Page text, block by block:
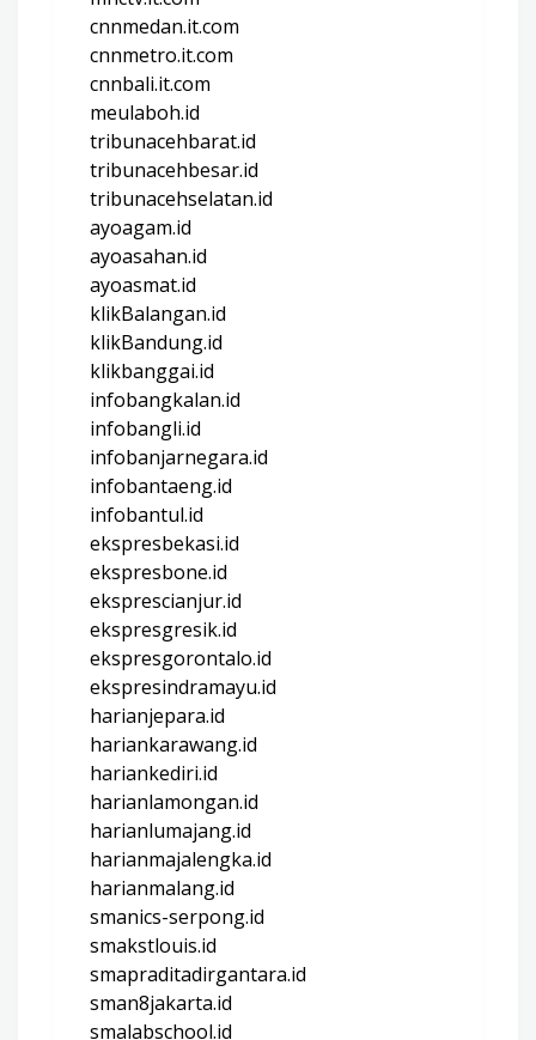
cnnmedan.it.com
cnnmetro.it.com
cnnbali.it.com
meulaboh.id
tribunacehbarat.id
tribunacehbesar.id
tribunacehselatan.id
ayoagam.id
ayoasahan.id
ayoasmat.id
klikBalangan.id
klikBandung.id
klikbanggai.id
infobangkalan.id
infobangli.id
infobanjarnegara.id
infobantaeng.id
infobantul.id
ekspresbekasi.id
ekspresbone.id
eksprescianjur.id
ekspresgresik.id
ekspresgorontalo.id
ekspresindramayu.id
harianjepara.id
hariankarawang.id
hariankediri.id
harianlamongan.id
harianlumajang.id
harianmajalengka.id
harianmalang.id
smanics-serpong.id
smakstlouis.id
smapraditadirgantara.id
sman8jakarta.id
smalabschool.id